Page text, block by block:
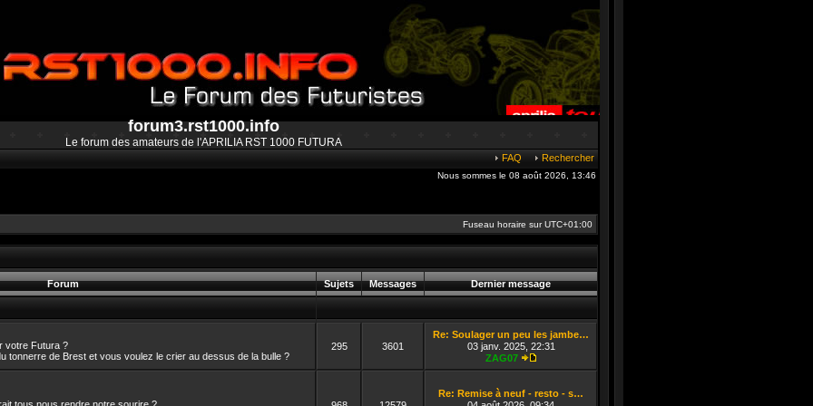
forum3.rst1000.info
Le forum des amateurs de l'APRILIA RST 1000 FUTURA
FAQ Rechercher
Nous sommes le 08 août 2026, 13:46
Fuseau horaire surUTC+01:00
Forum Sujets Messages Dernier message
votre Futura ?
tonnerre de Brest et vous voulez le crier au dessus de la bulle ?
295 3601
Re: Soulager un peu les jambe…
03 janv. 2025, 22:31
ZAG07
Consulter le dernier message
Re: Remise à neuf - resto - s…